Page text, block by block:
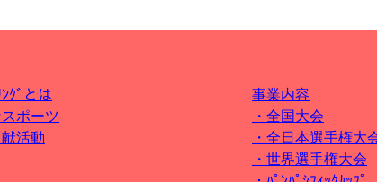
ｸﾞとは 事業内容
スポーツ
・全国大会
活動 ・全日本選手権大
・世界選手権大会